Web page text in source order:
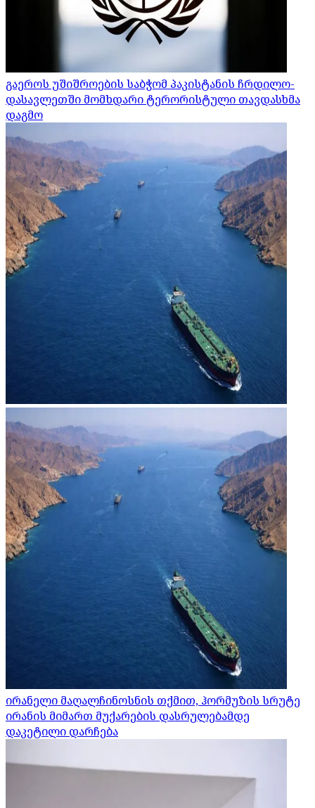
გაეროს უშიშროების საბჭომ პაკისტანის ჩრდილო-
დასავლეთში მომხდარი ტერორისტული თავდასხმა
დაგმო
ირანელი მაღალჩინოსნის თქმით, ჰორმუზის სრუტე
ირანის მიმართ მუქარების დასრულებამდე
დაკეტილი დარჩება